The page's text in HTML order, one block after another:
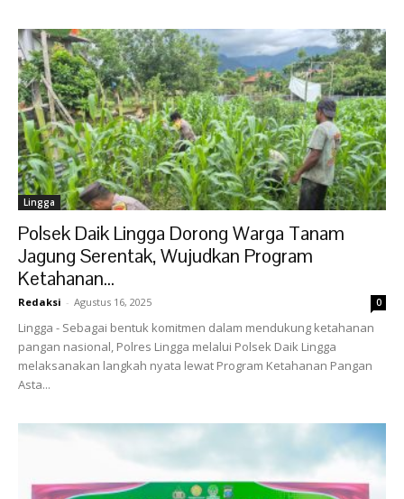
Lingga
Polsek Daik Lingga Dorong Warga Tanam
Jagung Serentak, Wujudkan Program
Ketahanan...
Redaksi - Agustus 16, 2025 0
Lingga - Sebagai bentuk komitmen dalam mendukung ketahanan
pangan nasional, Polres Lingga melalui Polsek Daik Lingga
melaksanakan langkah nyata lewat Program Ketahanan Pangan
Asta...